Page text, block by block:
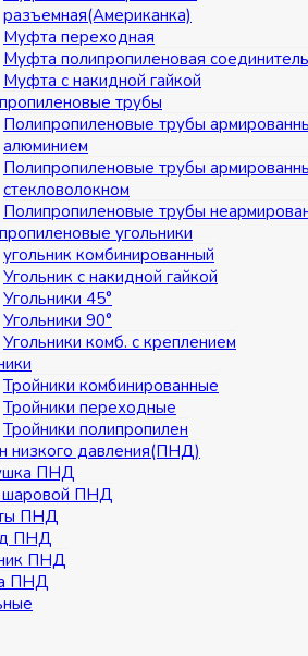
разъемная(Американка)
Муфта переходная
Муфта полипропиленовая
Муфта с накидной гайкой
трубы
Полипропиленовые трубы
алюминием
Полипропиленовые трубы
стекловолокном
Полипропиленовые трубы
угольники
угольник комбинированный
Угольник с накидной гайкой
Угольники 45°
Угольники 90°
Угольники комб. с креплением
Тройники комбинированные
Тройники переходные
Тройники полипропилен
низкого давления(ПНД)
ПНД
шаровой ПНД
ПНД
ПНД
ПНД
ПНД